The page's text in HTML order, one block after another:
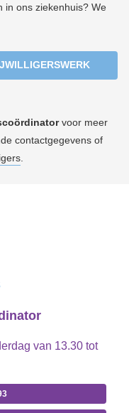
in ons ziekenhuis? We
voor meer
contactgegevens of
van 13.30 tot